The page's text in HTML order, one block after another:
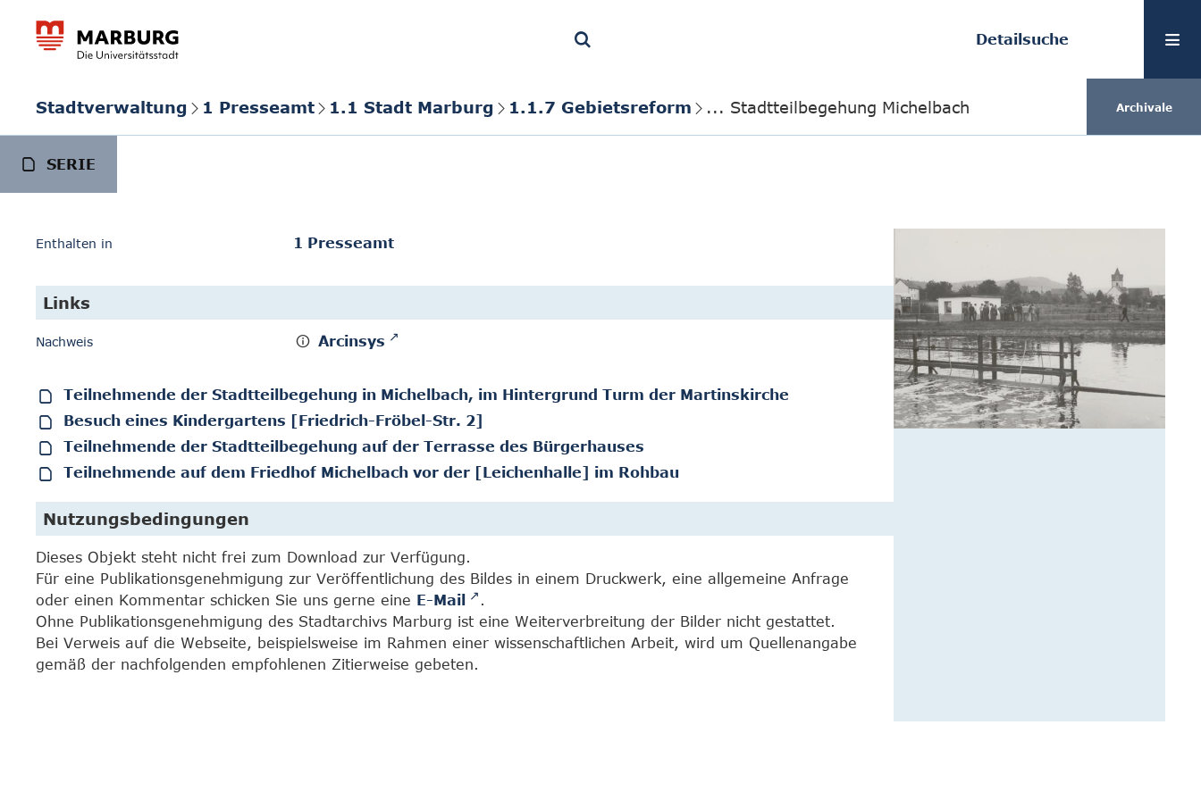
Detailsuche
Stadtverwaltung 1 Presseamt 1.1 Stadt Marburg 1.1.7 Gebietsreform ... Stadtteilbegehung Michelbach Archivale
SERIE
Enthalten in 1 Presseamt
Links
Nachweis Arcinsys
Teilnehmende der Stadtteilbegehung in Michelbach, im Hintergrund Turm der Martinskirche
Besuch eines Kindergartens [Friedrich-Fröbel-Str. 2]
Teilnehmende der Stadtteilbegehung auf der Terrasse des Bürgerhauses
Teilnehmende auf dem Friedhof Michelbach vor der [Leichenhalle] im Rohbau
Nutzungsbedingungen
Dieses Objekt steht nicht frei zum Download zur Verfügung.
Für eine Publikationsgenehmigung zur Veröffentlichung des Bildes in einem Druckwerk, eine allgemeine Anfrage
oder einen Kommentar schicken Sie uns gerne eine E-Mail
.
Ohne Publikationsgenehmigung des Stadtarchivs Marburg ist eine Weiterverbreitung der Bilder nicht gestattet.
Bei Verweis auf die Webseite, beispielsweise im Rahmen einer wissenschaftlichen Arbeit, wird um Quellenangabe
gemäß der nachfolgenden empfohlenen Zitierweise gebeten.